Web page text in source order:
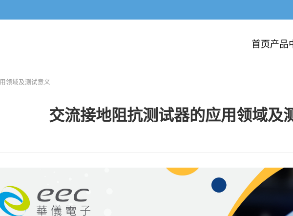
首页产品
领域及测试意义
交流接地阻抗测试器的应用领域及